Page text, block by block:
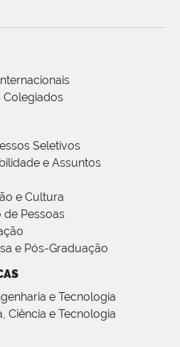
Colegiados
Seletivos
e Assuntos
e Cultura
de Pessoas
e Pós-Graduação
e Tecnologia
Ciência e Tecnologia